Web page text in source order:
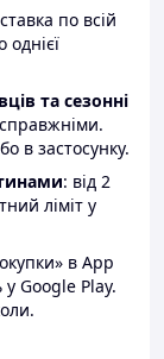
по всій
однієї
та сезонні
в застосунку.
: від 2
ліміт у
в App
Google Play.